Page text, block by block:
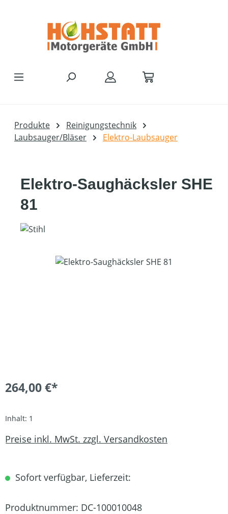
Produkte
Reinigungstechnik
Laubsauger/Bläser
Elektro-Laubsauger
Elektro-Saughäcksler SHE
81
Bildergalerie überspringen
264,00 €*
Inhalt: 1
Preise inkl. MwSt. zzgl. Versandkosten
Sofort verfügbar, Lieferzeit:
Produktnummer: DC-100010048